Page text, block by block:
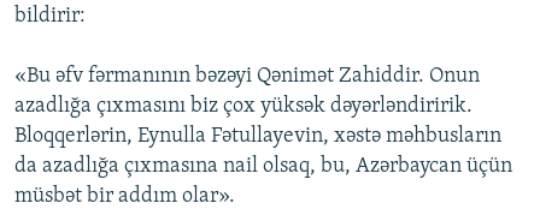
bildirir:
«Bu əfv fərmanının bəzəyi Qənimət Zahiddir. Onun
azadlığa çıxmasını biz çox yüksək dəyərləndiririk.
Bloqqerlərin, Eynulla Fətullayevin, xəstə məhbusların
da azadlığa çıxmasına nail olsaq, bu, Azərbaycan üçün
müsbət bir addım olar».